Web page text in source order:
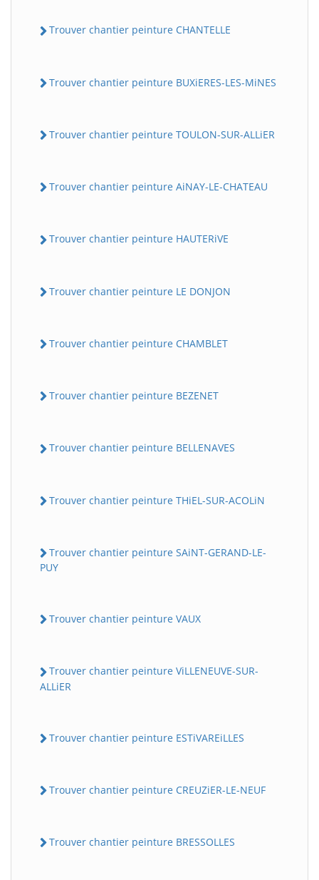
Trouver chantier peinture CHANTELLE
Trouver chantier peinture BUXiERES-LES-MiNES
Trouver chantier peinture TOULON-SUR-ALLiER
Trouver chantier peinture AiNAY-LE-CHATEAU
Trouver chantier peinture HAUTERiVE
Trouver chantier peinture LE DONJON
Trouver chantier peinture CHAMBLET
Trouver chantier peinture BEZENET
Trouver chantier peinture BELLENAVES
Trouver chantier peinture THiEL-SUR-ACOLiN
Trouver chantier peinture SAiNT-GERAND-LE-
PUY
Trouver chantier peinture VAUX
Trouver chantier peinture ViLLENEUVE-SUR-
ALLiER
Trouver chantier peinture ESTiVAREiLLES
Trouver chantier peinture CREUZiER-LE-NEUF
Trouver chantier peinture BRESSOLLES